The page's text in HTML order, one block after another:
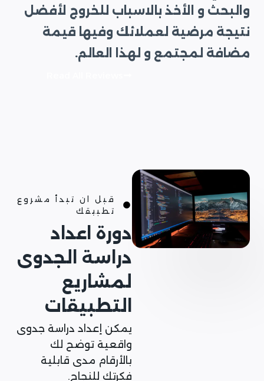
والبحث و الأخذ بالاسباب للخروج لأفضل
نتيجة مرضية لعملائك وفيها قيمة
مضافة لمجتمع و لهذا العالم.
قبل ان تبدأ مشروع
تطبيقك
دورة اعداد
دراسة الجدوى
لمشاريع
التطبيقات
يمكن إعداد دراسة جدوى
واقعية توضح لك
بالأرقام مدى قابلية
فكرتك للنجاح.